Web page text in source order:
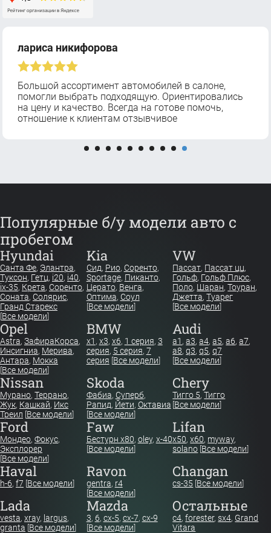
лариса никифорова
Большой ассортимент автомобилей в салоне,
помогли выбрать подходящую. Ориентировались
на цену и качество. Всегда на готове помочь,
отношение к клиентам отзывчивое
Популярные б/у модели авто с
пробегом
Hyundai
Санта Фе, Элантра,
Туксон, Гетц, i20, i40,
ix-35, Крета, Соренто,
Соната, Солярис,
Гранд Старекс
[Все модели]
Kia
Сид, Рио, Соренто,
Sportage, Пиканто,
Церато, Венга,
Оптима, Соул
[Все модели]
VW
Пассат, Пассат цц,
Гольф, Гольф Плюс,
Поло, Шаран,Тоуран,
Джетта,Туарег
[Все модели]
Opel
Astra, ЗафираКорса,
Инсигниа, Мерива,
Антара, Мокка
[Все модели]
BMW
x1 , x3, x6, 1 серия, 3
серия, 5 серия, 7
серия [Все модели]
Audi
a1 ,a3,a4,a5,a6,a7,
a8,q3,q5,q7
[Все модели]
Nissan
Мурано, Террано,
Жук, Кашкай, Икс
Треил [Все модели]
Skoda
Фабиа, Суперб,
Рапид, Йети, Октавиа
[Все модели]
Chery
Тигго 5,Тигго
[Все модели]
Ford
Мондео, Фокус,
Эксплорер
[Все модели]
Faw
Бестурн х80, oley, x-40
[Все модели]
Lifan
x50,x60, myway,
solano [Все модели]
Haval
h-6, f7 [Все модели]
Ravon
gentra, r4
[Все модели]
Changan
cs-35 [Все модели]
Lada
vesta, xray, largus,
granta [Все модели]
Mazda
3, 6, cx-5, cx-7, cx-9
[Все модели]
Остальные
c4,forester,sx4, Grand
Vitara